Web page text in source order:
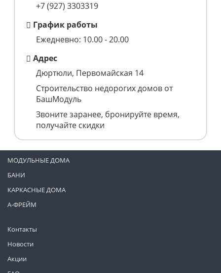
+7 (927) 3303319
График работы
Ежедневно: 10.00 - 20.00
Адрес
Дюртюли, Первомайская 14
Строительство недорогих домов от
БашМодуль
Звоните заранее, бронируйте время,
получайте скидки
Контакты
Новости
Акции
МОДУЛЬНЫЕ ДОМА
БАНИ
КАРКАСНЫЕ ДОМА
А-ФРЕЙМ